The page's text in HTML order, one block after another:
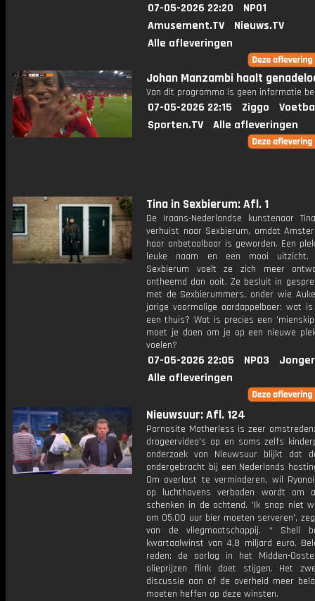
07-05-2026 22:20
NPO1
Amusement.TV
Nieuws.TV
Alle afleveringen
Johan Manzambi haalt
Van dit programma is geen informatie
07-05-2026 22:15 Ziggo
Sporten.TV
Alle afleveringen
Tina in Sexbierum: Afl. 1
De Iraans-Nederlandse kunstenaar
verhuist naar Sexbierum, omdat
haar onbetaalbaar is geworden. Een
leuke naam en een mooi
Sexbierum voelt ze zich meer
ontheemd dan ooit. Ze besluit in
met de Sexbierummers, onder wie
jarige voormalige aardappelboer: wat
een thuis? Wat is precies een
moet je doen om je op een nieuwe
voelen?
07-05-2026 22:05 NPO3
Alle afleveringen
Nieuwsuur: Afl. 124
Pornosite Motherless is zeer
drogeervideo's op en soms zelfs
onderzoek van Nieuwsuur blijkt dat
ondergebracht bij een Nederlands
Om overlast te verminderen, wil
op luchthavens verboden wordt om
schenken in de ochtend. 'Ik snap niet
om 05.00 uur bier moeten serveren',
van de vliegmaatschappij. * Shell
kwartaalwinst van 4,8 miljard euro.
reden: de oorlog in het Midden-
olieprijzen flink doet stijgen. Het
discussie aan of de overheid meer
moeten heffen op deze winsten.